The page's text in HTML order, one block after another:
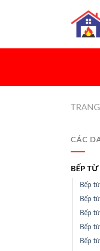
CÁC
BẾP TỪ
Bếp
Bếp
Bếp
Bếp
Bếp